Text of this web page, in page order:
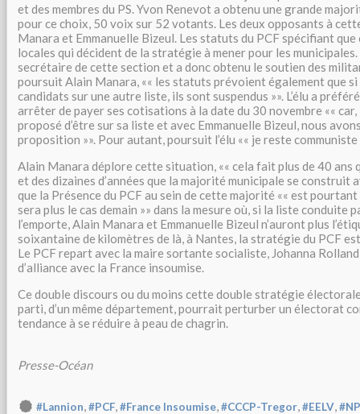
et des membres du PS. Yvon Renevot a obtenu une grande
pour ce choix, 50 voix sur 52 votants. Les deux opposants à
Manara et Emmanuelle Bizeul. Les statuts du PCF spécifiant
locales qui décident de la stratégie à mener pour les
secrétaire de cette section et a donc obtenu le soutien des
poursuit Alain Manara,
« les statuts prévoient également que
candidats sur une autre liste, ils sont suspendus » . L’élu a
arrêter de payer ses cotisations à la date du 30 novembre
«
proposé d’être sur sa liste et avec Emmanuelle Bizeul, nous
proposition » . Pour autant, poursuit l’élu
« je reste communiste
Alain Manara déplore cette situation,
« cela fait plus de 40 ans
et des dizaines d’années que la majorité municipale se construit
que la Présence du PCF au sein de cette majorité
« est pourtant
sera plus le cas demain »
dans la mesure où, si la liste conduite
l’emporte, Alain Manara et Emmanuelle Bizeul n’auront plus
soixantaine de kilomètres de là, à Nantes, la stratégie du PCF
Le PCF repart avec la maire sortante socialiste, Johanna
d’alliance avec la France insoumise.
Ce double discours ou du moins cette double stratégie électorale
parti, d’un même département, pourrait perturber un électorat
tendance à se réduire à peau de chagrin.
Presse-Océan
#Lannion,#PCF,#France Insoumise,#CCCP-Tregor,#EELV,